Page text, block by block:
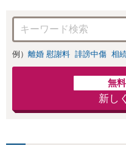
例） 離婚 慰謝料 誹謗中傷 相
無
新し